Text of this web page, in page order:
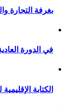
بغرفة التجارة
في الدورة
الكتابة